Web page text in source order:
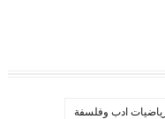
ادب وفلسفة